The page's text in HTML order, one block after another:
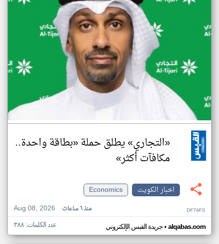
«التجاري» يطلق حملة «بطاقة واحدة..
مكافآت أكثر»
اخبار الكويت
Economics
Aug 08, 2026
منذ ٦ ساعات DF79FS
جريدة القبس الإلكتروني• alqabas.com عدد الكلمات: ٣٨٨